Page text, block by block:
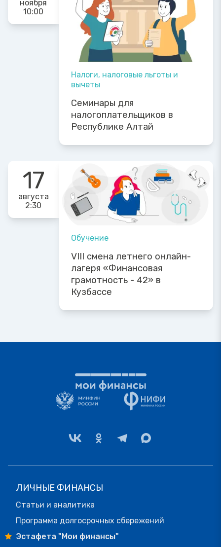
ноября
10:00
Налоги, налоговые льготы и
вычеты
Семинары для
налогоплательщиков в
Республике Алтай
17
августа
2:30
Обучение
VIII смена летнего онлайн-
лагеря «Финансовая
грамотность - 42» в
Кузбассе
ЛИЧНЫЕ ФИНАНСЫ
Статьи и аналитика
Программа долгосрочных сбережений
Эстафета "Мои финансы"